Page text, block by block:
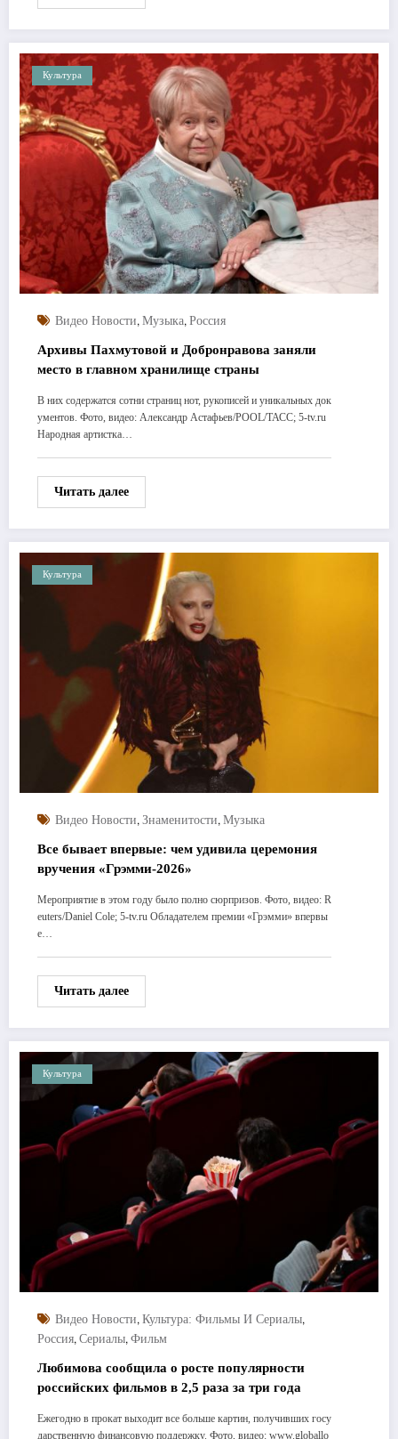
Культура
Видео Новости, Музыка, Россия
Архивы Пахмутовой и Добронравова заняли
место в главном хранилище страны
В них содержатся сотни страниц нот, рукописей и уникальных док
ументов. Фото, видео: Александр Астафьев/POOL/ТАСС; 5-tv.ru
Народная артистка…
Читать далее
Культура
Видео Новости, Знаменитости, Музыка
Все бывает впервые: чем удивила церемония
вручения «Грэмми-2026»
Мероприятие в этом году было полно сюрпризов. Фото, видео: R
euters/Daniel Cole; 5-tv.ru Обладателем премии «Грэмми» впервы
е…
Читать далее
Культура
Видео Новости, Культура: Фильмы И Сериалы,
Россия, Сериалы, Фильм
Любимова сообщила о росте популярности
российских фильмов в 2,5 раза за три года
Ежегодно в прокат выходит все больше картин, получивших госу
дарственную финансовую поддержку. Фото, видео: www.globallo